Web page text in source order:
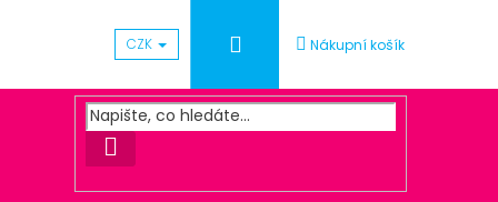
CZK PřihlášeníNákupní košík
HLEDAT